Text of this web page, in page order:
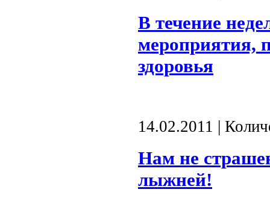
В течение
мероприятия,
здоровья
14.02.2011 |
Нам не
лыжней!